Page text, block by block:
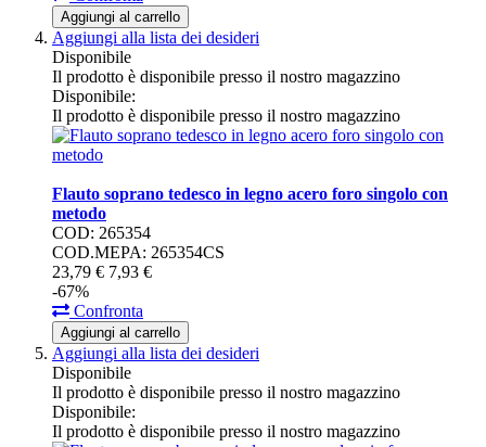
Aggiungi al carrello
Aggiungi alla lista dei desideri
Disponibile
Il prodotto è disponibile presso il nostro magazzino
Disponibile:
Il prodotto è disponibile presso il nostro magazzino
Flauto soprano tedesco in legno acero foro singolo con
metodo
COD: 265354
COD.MEPA: 265354CS
23,79 € 7,93 €
-67%
Confronta
Aggiungi al carrello
Aggiungi alla lista dei desideri
Disponibile
Il prodotto è disponibile presso il nostro magazzino
Disponibile:
Il prodotto è disponibile presso il nostro magazzino